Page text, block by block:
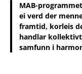
MAB-
ei verd der
framtid, korleis
handlar
samfunn i